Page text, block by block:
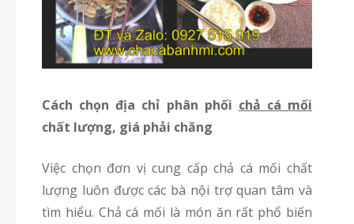
Cách chọn địa chỉ phân phối chả cá mối
chất lượng, giá phải chăng
Việc chọn đơn vị cung cấp chả cá mối chất
lượng luôn được các bà nội trợ quan tâm và
tìm hiểu. Chả cá mối là món ăn rất phổ biến